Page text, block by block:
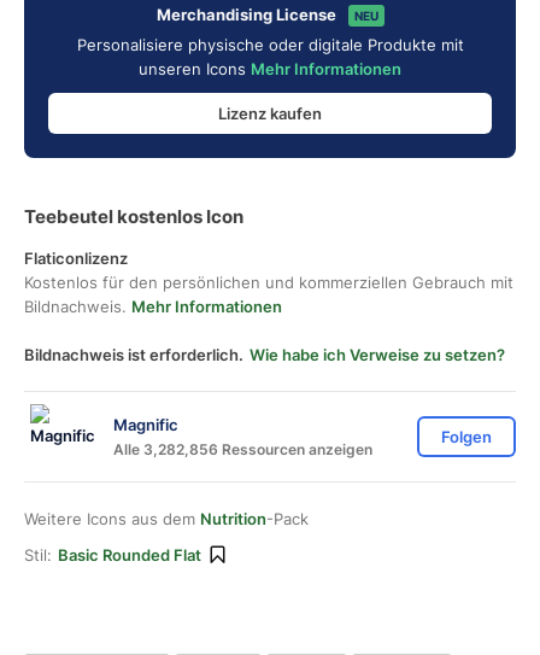
Merchandising License NEU
Personalisiere physische oder digitale Produkte mit
unseren Icons Mehr Informationen
Lizenz kaufen
Teebeutel kostenlos Icon
Flaticonlizenz
Kostenlos für den persönlichen und kommerziellen Gebrauch mit
Bildnachweis. Mehr Informationen
Bildnachweis ist erforderlich. Wie habe ich Verweise zu setzen?
Magnific
Alle 3,282,856 Ressourcen anzeigen
Folgen
Weitere Icons aus dem Nutrition-Pack
Stil: Basic Rounded Flat